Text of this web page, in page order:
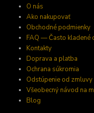
O nás
Ako nakupovať
Obchodné podmienky
FAQ — Často kladené
Kontakty
Doprava a platba
Ochrana súkromia
Odstúpenie od zmluvy
Všeobecný návod na
Blog